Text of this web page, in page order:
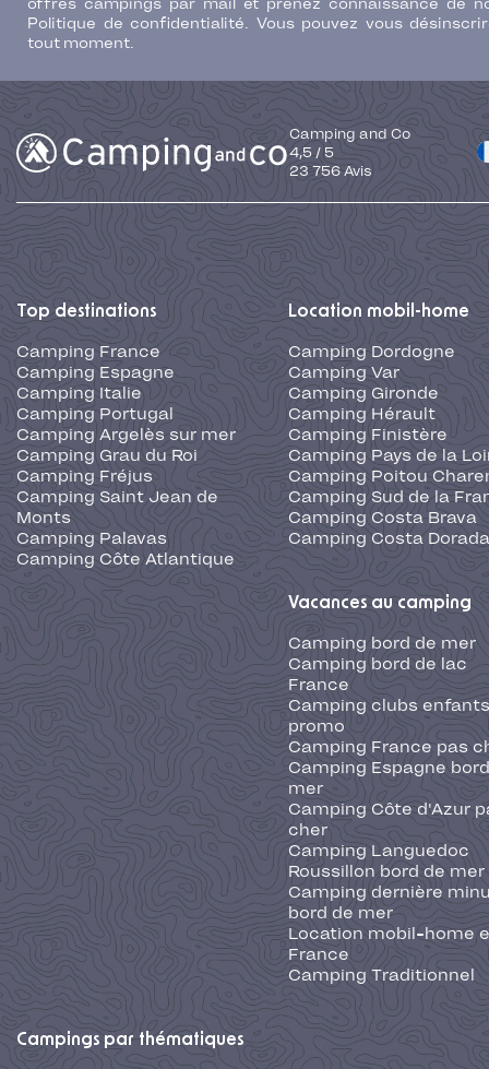
offres campings par mail et prenez connaissance de
Politique de confidentialité. Vous pouvez vous
tout moment.
Camping and Co
4,5 / 5
23 756Avis
Top destinations
Camping France
Camping Espagne
Camping Italie
Camping Portugal
Camping Argelès sur mer
Camping Grau du Roi
Camping Fréjus
Camping Saint Jean de
Monts
Camping Palavas
Camping Côte Atlantique
Location mobil-home
Camping Dordogne
Camping Var
Camping Gironde
Camping Hérault
Camping Finistère
Camping Pays de la
Camping Poitou
Camping Sud de la
Camping Costa Brava
Camping Costa Dorada
Vacances au camping
Camping bord de mer
Camping bord de lac
France
Camping clubs
promo
Camping France pas
Camping Espagne
mer
Camping Côte d'Azur
cher
Camping Languedoc
Roussillon bord de mer
Camping dernière
bord de mer
Location mobil-home
France
Camping Traditionnel
Campings par thématiques